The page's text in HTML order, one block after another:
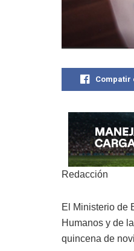
Compatir
Redacción
El Ministerio de
Humanos y de
quincena de